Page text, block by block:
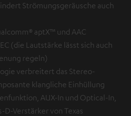
Strömungsgeräusche auch
aptX™ und AAC
(die Lautstärke lässt sich auch
regeln)
verbreitert das Stereo-
klangliche Einhüllung
AUX-In und Optical-In,
Verstärker von Texas